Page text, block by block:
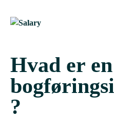
Hvad er en
?